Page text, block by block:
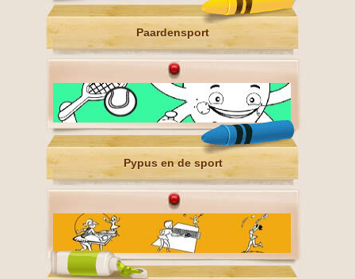
Paardensport
Pypus en de sport